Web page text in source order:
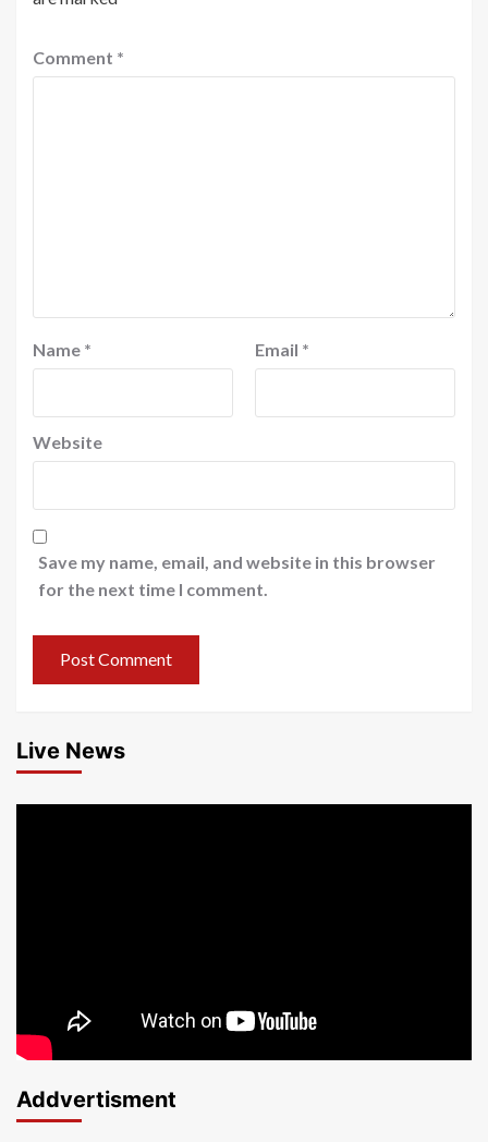
Comment *
Name * Email *
Website
Save my name, email, and website in this browser
for the next time I comment.
Live News
Addvertisment